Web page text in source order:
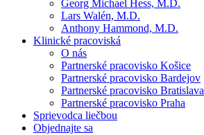
Georg Michael Hess, M.D.
Lars Walén, M.D.
Anthony Hammond, M.D.
Klinické pracoviská
O nás
Partnerské pracovisko Košice
Partnerské pracovisko Bardejov
Partnerské pracovisko Bratislava
Partnerské pracovisko Praha
Sprievodca liečbou
Objednajte sa